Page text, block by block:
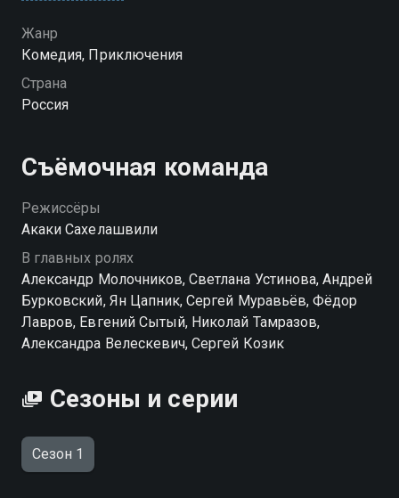
так: воришку ловит полиция, и теперь ему грозит
приличный срок. Неожиданное спасение приходит
из мира шоу-бизнеса – оказывается, карманник как
две капли воды похож на исполнителя главной роли
травму и продюсерам срочно нужна замена! Так,
бывший воришка попадает в удивительный мир
кино, полный интриг, бутафории и служебных
романов.
Жанр
Комедия, Приключения
Страна
Россия
Съёмочная команда
Режиссёры
Акаки Сахелашвили
В главных ролях
Александр Молочников, Светлана Устинова, Андрей
Бурковский, Ян Цапник, Сергей Муравьёв, Фёдор
Лавров, Евгений Сытый, Николай Тамразов,
Александра Велескевич, Сергей Козик
Сезоны и серии
Сезон 1